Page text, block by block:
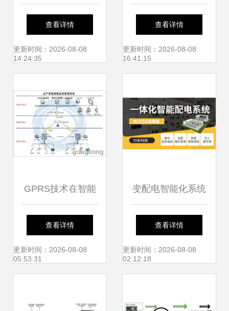
系统集成打造未来
生活体验
查看详情
更新时间：2026-08-08
14:24:35
控 迈向智能控制系
统集成的关键路径
查看详情
更新时间：2026-08-08
16:41:15
GPRS技术在智能
水产养殖水质监控
及其系统集成中的
查看详情
更新时间：2026-08-08
05:53:31
变配电智能化系统
与智能控制系统集
成 迈向高效可靠的
查看详情
更新时间：2026-08-08
02:12:18